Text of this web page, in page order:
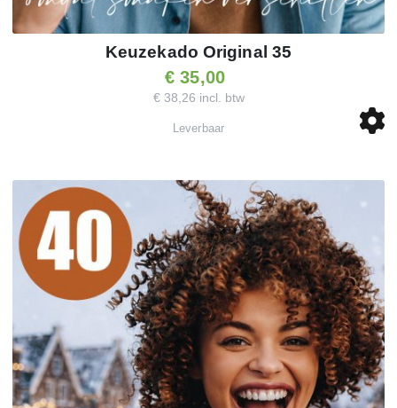
Keuzekado Original 35
€ 35,00
€ 38,26 incl. btw
Leverbaar